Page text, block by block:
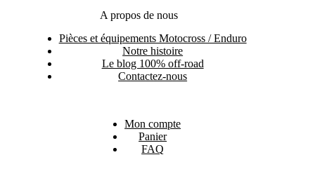
A propos de nous
Pièces et équipements Motocross / Enduro
Notre histoire
Le blog 100% off-road
Contactez-nous
Mon compte
Panier
FAQ